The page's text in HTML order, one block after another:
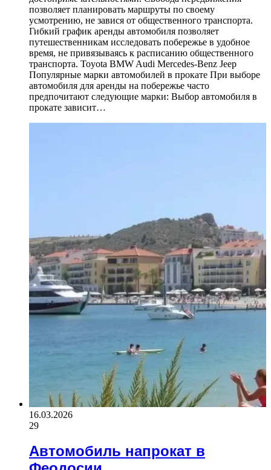
позволяет планировать маршруты по своему
усмотрению, не завися от общественного транспорта.
Гибкий график аренды автомобиля позволяет
путешественникам исследовать побережье в удобное
время, не привязываясь к расписанию общественного
транспорта. Toyota BMW Audi Mercedes-Benz Jeep
Популярные марки автомобилей в прокате При выборе
автомобиля для аренды на побережье часто
предпочитают следующие марки: Выбор автомобиля в
прокате зависит…
16.03.2026
29
Автомобиль напрокат в